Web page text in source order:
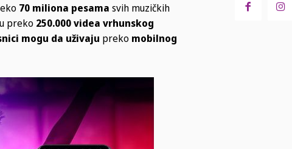
70 miliona pesama svih muzičkih
preko 250.000 videa vrhunskog
mogu da uživaju preko mobilnog